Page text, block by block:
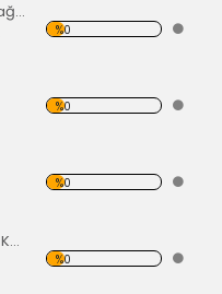
Yağ Filtre Montaj Kiti,Yağ Filtresi Dahil
%0
%0
%0
Krom Motor Giydirme Kapağı
%0